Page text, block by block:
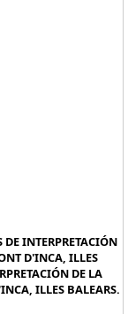
INTERPRETACIÓN
D'INCA, ILLES
DE LA
ILLES BALEARS.